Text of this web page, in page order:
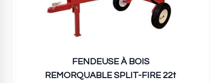
FENDEUSE À BOIS
REMORQUABLE SPLIT-FIRE 22t